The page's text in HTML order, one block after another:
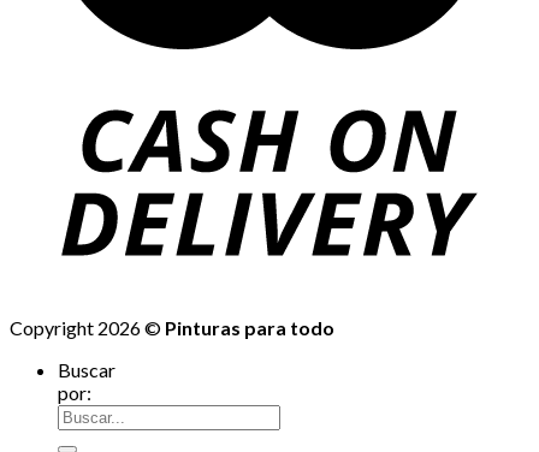
Copyright 2026 © Pinturas para todo
Buscar
por: